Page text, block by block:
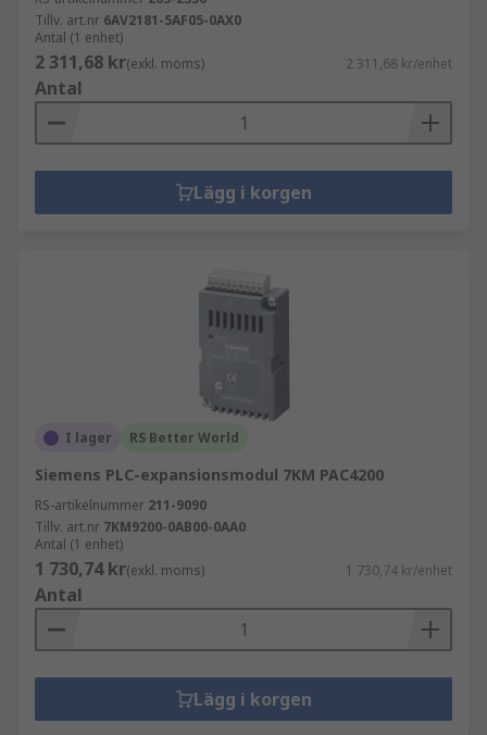
Tillv. art.nr 6AV2181-5AF05-0AX0
Antal (1 enhet)
2 311,68 kr(exkl. moms) 2 311,68 kr/enhet
Antal
Lägg i korgen
I lager RS Better World
Siemens PLC-expansionsmodul 7KM PAC4200
RS-artikelnummer 211-9090
Tillv. art.nr 7KM9200-0AB00-0AA0
Antal (1 enhet)
1 730,74 kr(exkl. moms) 1 730,74 kr/enhet
Antal
Lägg i korgen